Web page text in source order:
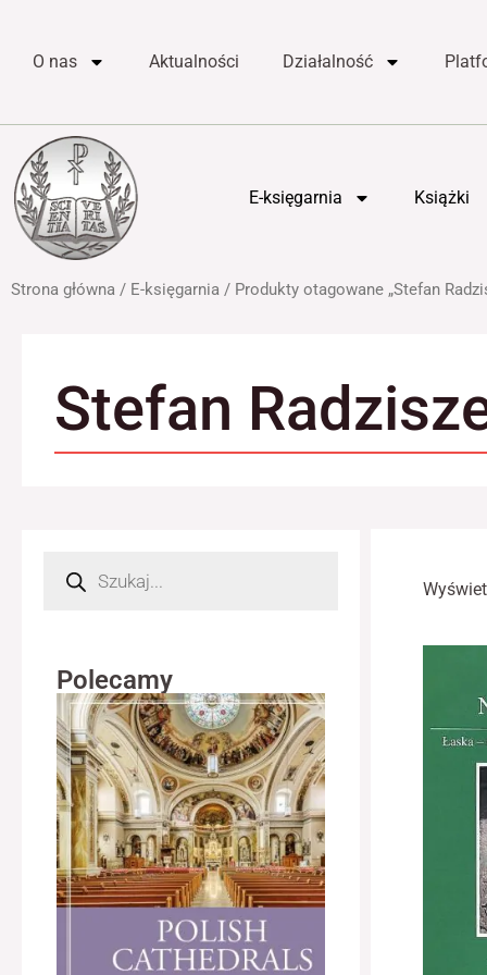
treściO nas Aktualności Działalność
E-księgarnia Książki
Strona główna / E-księgarnia / Produkty otagowane „Stefan
Stefan
Polecamy